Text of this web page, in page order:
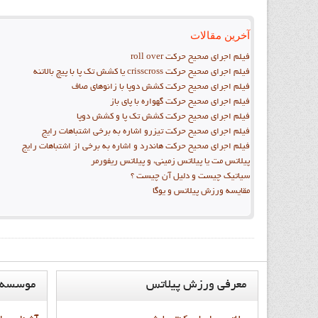
آخرین مقالات
فيلم اجراي صحيح حرکت roll over
فيلم اجراي صحيح حركت crisscross يا كشش تك پا با پيچ بالاتنه
فيلم اجراي صحيح حرکت كشش دوپا با زانوهاي صاف
فيلم اجراي صحيح حرکت گهواره با پاي باز
فيلم اجراي صحيح حرکت کشش تک پا و کشش دوپا
فيلم اجراي صحيح حرکت تيزرو اشاره به برخي اشتباهات رايج
فيلم اجراي صحيح حرکت هاندرد و اشاره به برخي از اشتباهات رايج
پیلاتس مت یا پیلاتس زمینی، و پیلاتس ریفورمر
سیاتیک چیست و دلیل آن چیست ؟
مقايسه ورزش پيلاتس و يوگا
موسسه معرفي ورزش پيلاتس